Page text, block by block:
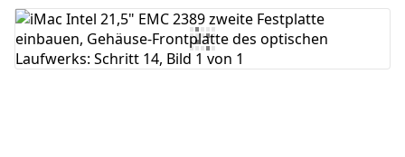
Kommentar hinzufügen